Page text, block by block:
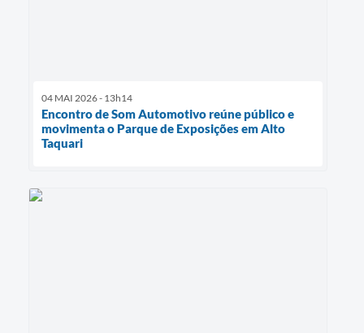
04 MAI 2026 - 13h14
Encontro de Som Automotivo reúne público e
movimenta o Parque de Exposições em Alto
Taquari